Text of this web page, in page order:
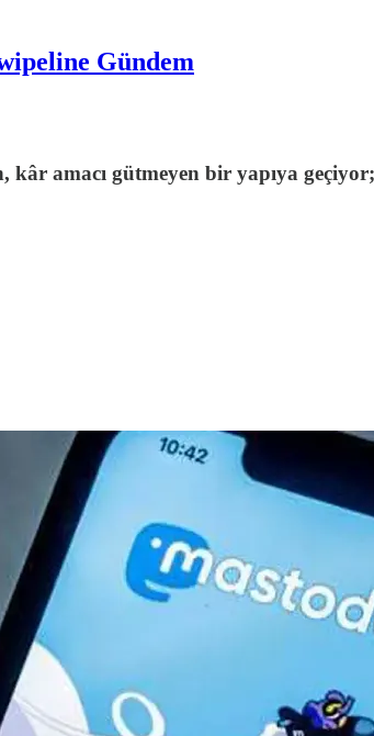
Gündem
amacı gütmeyen bir yapıya